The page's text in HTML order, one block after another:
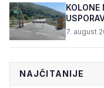
KOLONE
7. august
NAJČITANIJE